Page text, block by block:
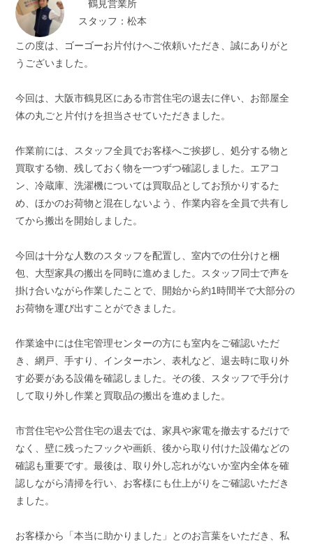
鶴見営業所
スタッフ：松本
この度は、ゴーゴーお片付けへご依頼いただき、誠にありがと
うございました。
今回は、大阪市鶴見区にある市営住宅の退去に伴い、お部屋全
体の丸ごと片付けを担当させていただきました。
作業前には、スタッフ全員でお客様へご挨拶し、処分する物と
買取する物、残しておく物を一つずつ確認しました。エアコ
ン、冷蔵庫、洗濯機については買取品としてお預かりするた
め、ほかのお荷物と混在しないよう、作業内容を全員で共有し
てから搬出を開始しました。
今回は十分な人数のスタッフを配置し、室内での仕分けと梱
包、大型家具の搬出を同時に進めました。スタッフ同士で声を
掛け合いながら作業したことで、開始から約1時間半で大部分の
お荷物を運び出すことができました。
作業途中には住宅管理センターの方にも室内をご確認いただ
き、網戸、手すり、インターホン、表札など、退去時に取り外
す必要がある設備を確認しました。その後、スタッフで手分け
して取り外し作業と買取品の搬出を進めました。
市営住宅や公営住宅の退去では、家具や家電を撤去するだけで
なく、壁に残ったフックや画鋲、後から取り付けた設備などの
確認も重要です。最後は、取り外し忘れがないか室内全体を確
認しながら清掃を行い、お客様にも仕上がりをご確認いただき
ました。
お客様から「本当に助かりました」とのお言葉をいただき、私